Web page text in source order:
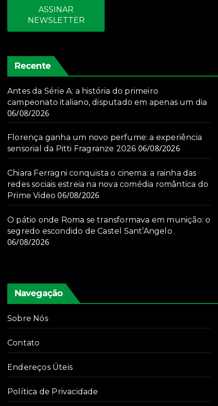
ASSINAR
NEWSLETTER
Recente
Antes da Série A: a história do primeiro
campeonato italiano, disputado em apenas um dia
06/08/2026
Florença ganha um novo perfume: a experiência
sensorial da Pitti Fragranze 2026 06/08/2026
Chiara Ferragni conquista o cinema: a rainha das
redes sociais estreia na nova comédia romântica do
Prime Video 06/08/2026
O pátio onde Roma se transformava em munição: o
segredo escondido de Castel Sant’Angelo
06/08/2026
Navegação
Sobre Nós
Contato
Endereços Úteis
Política de Privacidade